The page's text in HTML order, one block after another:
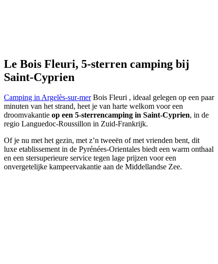
Le Bois Fleuri, 5-sterren camping bij
Saint-Cyprien
Camping in Argelès-sur-merBois Fleuri , ideaal gelegen op een paar
minuten van het strand, heet je van harte welkom voor een
droomvakantie op een 5-sterrencamping in Saint-Cyprien, in de
regio Languedoc-Roussillon in Zuid-Frankrijk.
Of je nu met het gezin, met z’n tweeën of met vrienden bent, dit
luxe etablissement in de Pyrénées-Orientales biedt een warm onthaal
en een stersuperieure service tegen lage prijzen voor een
onvergetelijke kampeervakantie aan de Middellandse Zee.